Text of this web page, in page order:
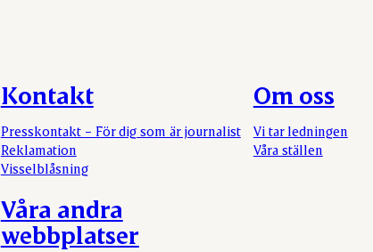
Kontakt
Presskontakt – För dig som är journalist
Reklamation
Visselblåsning
Om oss
Vi tar ledningen
Våra ställen
Våra andra
webbplatser